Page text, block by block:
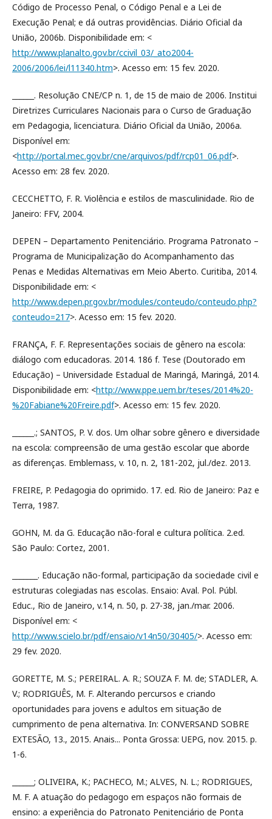
Código de Processo Penal, o Código Penal e a Lei de
Execução Penal; e dá outras providências. Diário Oficial da
União, 2006b. Disponibilidade em: <
http://www.planalto.gov.br/ccivil_03/_ato2004-
2006/2006/lei/l11340.htm>. Acesso em: 15 fev. 2020.
______. Resolução CNE/CP n. 1, de 15 de maio de 2006. Institui
Diretrizes Curriculares Nacionais para o Curso de Graduação
em Pedagogia, licenciatura. Diário Oficial da União, 2006a.
Disponível em:
<http://portal.mec.gov.br/cne/arquivos/pdf/rcp01_06.pdf>.
Acesso em: 28 fev. 2020.
CECCHETTO, F. R. Violência e estilos de masculinidade. Rio de
Janeiro: FFV, 2004.
DEPEN – Departamento Penitenciário. Programa Patronato –
Programa de Municipalização do Acompanhamento das
Penas e Medidas Alternativas em Meio Aberto. Curitiba, 2014.
Disponibilidade em: <
http://www.depen.pr.gov.br/modules/conteudo/conteudo.php?
conteudo=217>. Acesso em: 15 fev. 2020.
FRANÇA, F. F. Representações sociais de gênero na escola:
diálogo com educadoras. 2014. 186 f. Tese (Doutorado em
Educação) – Universidade Estadual de Maringá, Maringá, 2014.
Disponibilidade em: <http://www.ppe.uem.br/teses/2014%20-
%20Fabiane%20Freire.pdf>. Acesso em: 15 fev. 2020.
______.; SANTOS, P. V. dos. Um olhar sobre gênero e diversidade
na escola: compreensão de uma gestão escolar que aborde
as diferenças. Emblemass, v. 10, n. 2, 181-202, jul./dez. 2013.
FREIRE, P. Pedagogia do oprimido. 17. ed. Rio de Janeiro: Paz e
Terra, 1987.
GOHN, M. da G. Educação não-foral e cultura política. 2.ed.
São Paulo: Cortez, 2001.
_______. Educação não-formal, participação da sociedade civil e
estruturas colegiadas nas escolas. Ensaio: Aval. Pol. Públ.
Educ., Rio de Janeiro, v.14, n. 50, p. 27-38, jan./mar. 2006.
Disponível em: <
http://www.scielo.br/pdf/ensaio/v14n50/30405/>. Acesso em:
29 fev. 2020.
GORETTE, M. S.; PEREIRAL. A. R.; SOUZA F. M. de; STADLER, A.
V.; RODRIGUÊS, M. F. Alterando percursos e criando
oportunidades para jovens e adultos em situação de
cumprimento de pena alternativa. In: CONVERSAND SOBRE
EXTESÃO, 13., 2015. Anais... Ponta Grossa: UEPG, nov. 2015. p.
1-6.
______; OLIVEIRA, K.; PACHECO, M.; ALVES, N. L.; RODRIGUES,
M. F. A atuação do pedagogo em espaços não formais de
ensino: a experiência do Patronato Penitenciário de Ponta